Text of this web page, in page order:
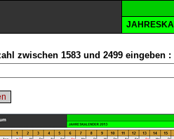
zwischen 1583 und 2499 eingeben :